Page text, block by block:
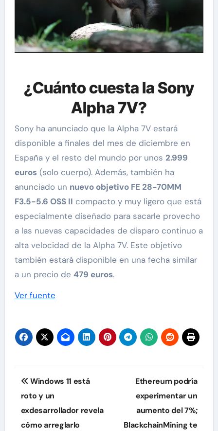
¿Cuánto cuesta la Sony
Alpha 7V?
Sony ha anunciado que la Alpha 7V estará
disponible a finales del mes de diciembre en
España y el resto del mundo por unos 2.999
euros(solo cuerpo). Además, también ha
anunciado un nuevo objetivo FE 28-70MM
F3.5-5.6 OSS II compacto y muy ligero que está
especialmente diseñado para sacarle provecho
a las nuevas capacidades de disparo continuo a
alta velocidad de la Alpha 7V. Este objetivo
también estará disponible en una fecha similar
a un precio de 479 euros.
Ver fuente
Navegación
de
entradas
Windows 11 está
roto y un
exdesarrollador revela
cómo arreglarlo
Ethereum podría
experimentar un
aumento del 7%;
BlackchainMining te